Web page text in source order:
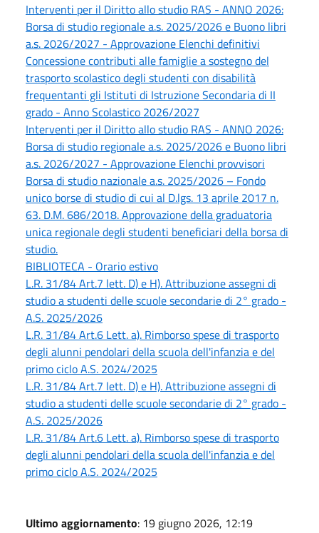
Interventi per il Diritto allo studio RAS - ANNO 2026:
Borsa di studio regionale a.s. 2025/2026 e Buono libri
a.s. 2026/2027 - Approvazione Elenchi definitivi
Concessione contributi alle famiglie a sostegno del
trasporto scolastico degli studenti con disabilità
frequentanti gli Istituti di Istruzione Secondaria di II
grado - Anno Scolastico 2026/2027
Interventi per il Diritto allo studio RAS - ANNO 2026:
Borsa di studio regionale a.s. 2025/2026 e Buono libri
a.s. 2026/2027 - Approvazione Elenchi provvisori
Borsa di studio nazionale a.s. 2025/2026 – Fondo
unico borse di studio di cui al D.lgs. 13 aprile 2017 n.
63. D.M. 686/2018. Approvazione della graduatoria
unica regionale degli studenti beneficiari della borsa di
studio.
BIBLIOTECA - Orario estivo
L.R. 31/84 Art.7 lett. D) e H). Attribuzione assegni di
studio a studenti delle scuole secondarie di 2° grado -
A.S. 2025/2026
L.R. 31/84 Art.6 Lett. a). Rimborso spese di trasporto
degli alunni pendolari della scuola dell'infanzia e del
primo ciclo A.S. 2024/2025
L.R. 31/84 Art.7 lett. D) e H). Attribuzione assegni di
studio a studenti delle scuole secondarie di 2° grado -
A.S. 2025/2026
L.R. 31/84 Art.6 Lett. a). Rimborso spese di trasporto
degli alunni pendolari della scuola dell'infanzia e del
primo ciclo A.S. 2024/2025
Ultimo aggiornamento: 19 giugno 2026, 12:19